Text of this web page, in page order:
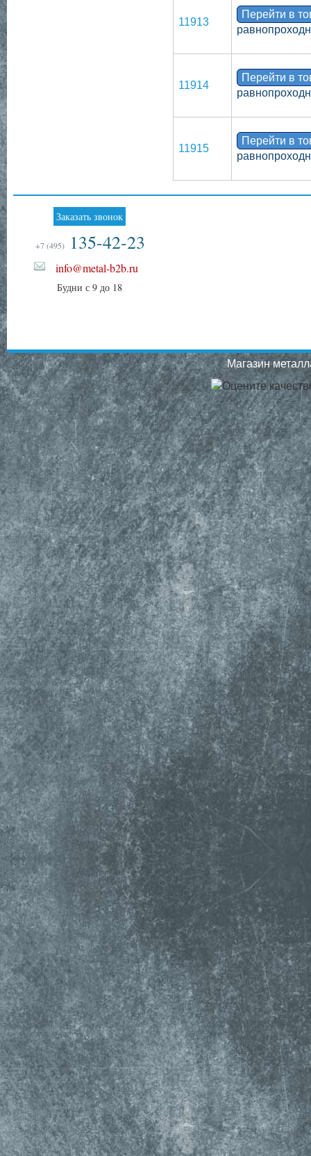
11913
Перейти в
11914
Перейти в
11915
Перейти в
Заказать звонок
+7 (495) 135-42-23
info@metal-b2b.ru
Будни с 9 до 18
Магазин